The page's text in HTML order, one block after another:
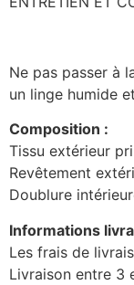
Ne pas passer à
un linge humide
Composition :
Tissu extérieur
Revêtement
Doublure
Informations
Les frais de
Livraison entre 3